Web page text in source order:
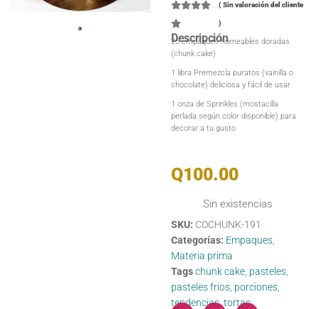
(Sin valoración del cliente
)
Descripción
25 empaques horneables doradas
(chunk cake)
1 libra Premezcla puratos (vainilla o
chocolate) deliciosa y fácil de usar
1 onza de Sprinkles (mostacilla
perlada según color disponible) para
decorar a tu gusto
Q100.00
Sin existencias
SKU: COCHUNK-191
Categorías: Empaques
Materia prima
Tagschunk cake pasteles
pasteles frios porciones
tendencias,tortas